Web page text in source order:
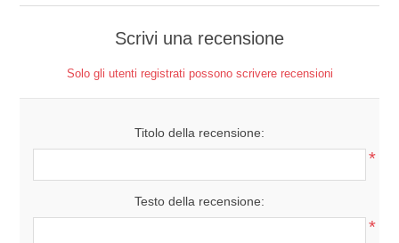
Scrivi una recensione
Solo gli utenti registrati possono scrivere recensioni
Titolo della recensione:
*
Testo della recensione:
*